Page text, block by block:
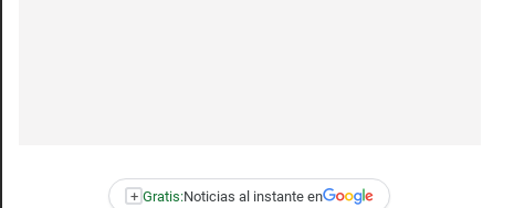
+ Gratis:Noticias al instante en